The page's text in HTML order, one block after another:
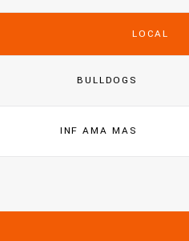
LOCAL
BULLDOGS
INF AMA MAS